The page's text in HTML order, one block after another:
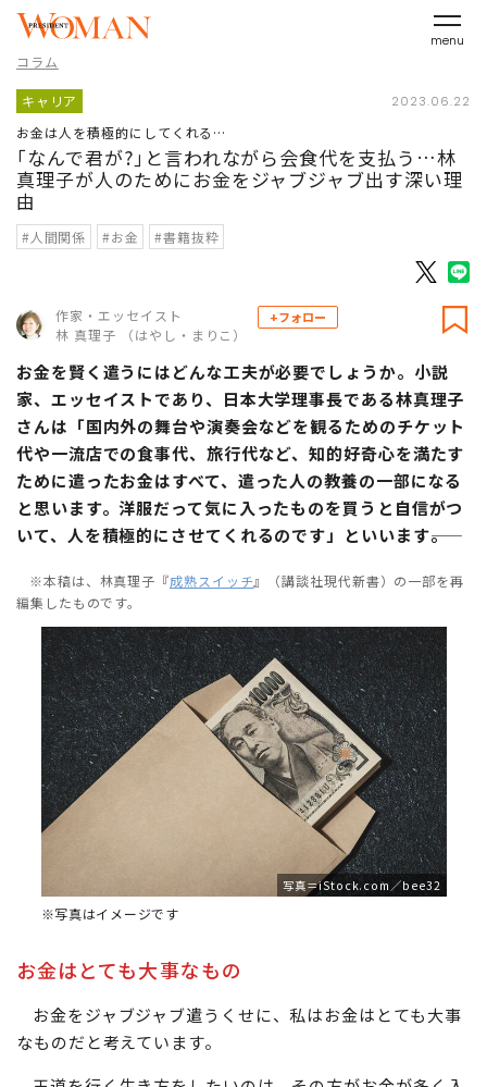
menu
コラム
キャリア 2023.06.22
お金は人を積極的にしてくれる…
｢なんで君が?｣と言われながら会食代を支払う…林
真理子が人のためにお金をジャブジャブ出す深い理
由
#人間関係 #お金 #書籍抜粋
作家・エッセイスト
林 真理子 （はやし・まりこ）
+フォロー
お金を賢く遣うにはどんな工夫が必要でしょうか。小説
家、エッセイストであり、日本大学理事長である林真理子
さんは「国内外の舞台や演奏会などを観るためのチケット
代や一流店での食事代、旅行代など、知的好奇心を満たす
ために遣ったお金はすべて、遣った人の教養の一部になる
と思います。洋服だって気に入ったものを買うと自信がつ
いて、人を積極的にさせてくれるのです」といいます――。
※本稿は、林真理子『成熟スイッチ』（講談社現代新書）の一部を再
編集したものです。
写真＝iStock.com／bee32
※写真はイメージです
お金はとても大事なもの
お金をジャブジャブ遣うくせに、私はお金はとても大事
なものだと考えています。